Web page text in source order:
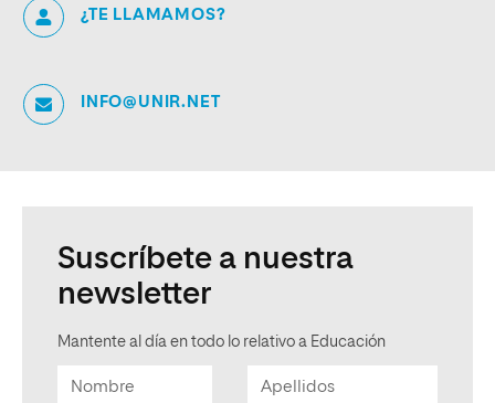
¿TE LLAMAMOS?
INFO@UNIR.NET
Suscríbete a nuestra
newsletter
Mantente al día en todo lo relativo a Educación